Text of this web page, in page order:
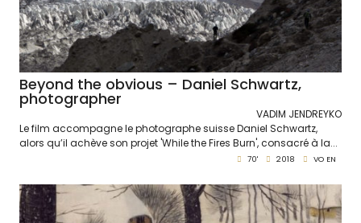
Beyond the obvious – Daniel Schwartz,
photographer
VADIM JENDREYKO
Le film accompagne le photographe suisse Daniel Schwartz,
alors qu’il achève son projet 'While the Fires Burn', consacré à la...
70' 2018 VO EN